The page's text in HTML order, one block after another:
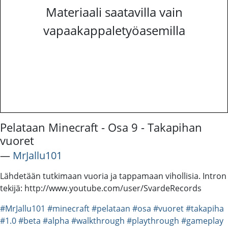
Materiaali saatavilla vain
vapaakappaletyöasemilla
Pelataan Minecraft - Osa 9 - Takapihan
vuoret
― MrJallu101
Lähdetään tutkimaan vuoria ja tappamaan vihollisia. Intron
tekijä: http://www.youtube.com/user/SvardeRecords
#MrJallu101 #minecraft#pelataan #osa #vuoret#takapiha
#1.0#beta #alpha #walkthrough #playthrough #gameplay